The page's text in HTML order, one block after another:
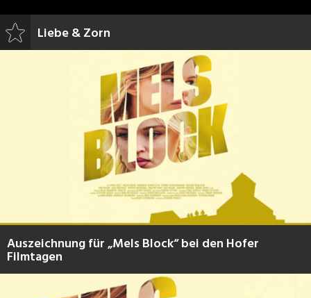
Liebe & Zorn
Auszeichnung für „Mels Block“ bei den Hofer
Filmtagen